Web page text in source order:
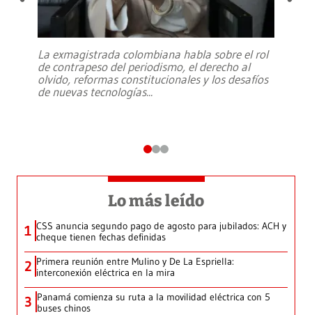
La exmagistrada colombiana habla sobre el rol
de contrapeso del periodismo, el derecho al
olvido, reformas constitucionales y los desafíos
de nuevas tecnologías...
Lo más leído
1 CSS anuncia segundo pago de agosto para jubilados: ACH y
cheque tienen fechas definidas
2 Primera reunión entre Mulino y De La Espriella:
interconexión eléctrica en la mira
3 Panamá comienza su ruta a la movilidad eléctrica con 5
buses chinos